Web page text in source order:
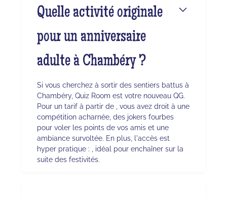
Quelle activité originale
pour un anniversaire
adulte à Chambéry ?
Si vous cherchez à sortir des sentiers battus à
Chambéry, Quiz Room est votre nouveau QG.
Pour un tarif à partir de , vous avez droit à une
compétition acharnée, des jokers fourbes
pour voler les points de vos amis et une
ambiance survoltée. En plus, l'accès est
hyper pratique : , idéal pour enchaîner sur la
suite des festivités.